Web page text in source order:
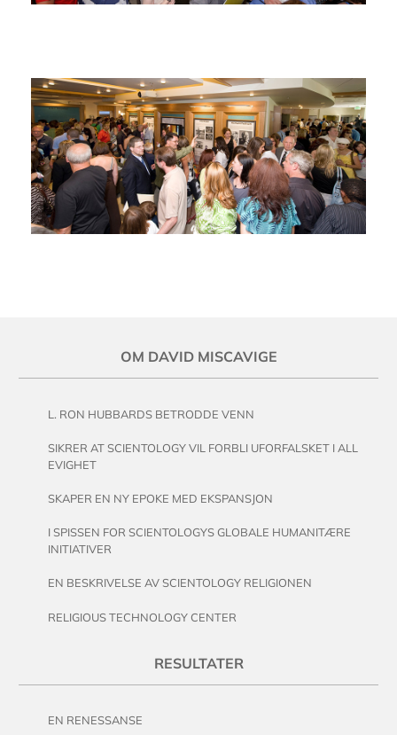
OM DAVID MISCAVIGE
L. RON HUBBARDS BETRODDE VENN
SIKRER AT SCIENTOLOGY VIL FORBLI UFORFALSKET I ALL
EVIGHET
SKAPER EN NY EPOKE MED EKSPANSJON
I SPISSEN FOR SCIENTOLOGYS GLOBALE HUMANITÆRE
INITIATIVER
EN BESKRIVELSE AV SCIENTOLOGY RELIGIONEN
RELIGIOUS TECHNOLOGY CENTER
RESULTATER
EN RENESSANSE